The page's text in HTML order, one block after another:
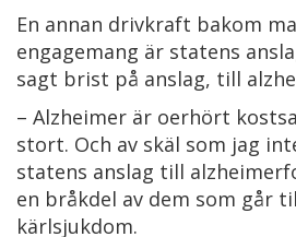
En annan drivkraft bakom
engagemang är statens
sagt brist på anslag, till
– Alzheimer är oerhört
stort. Och av skäl som jag
statens anslag till
en bråkdel av dem som går
kärlsjukdom.